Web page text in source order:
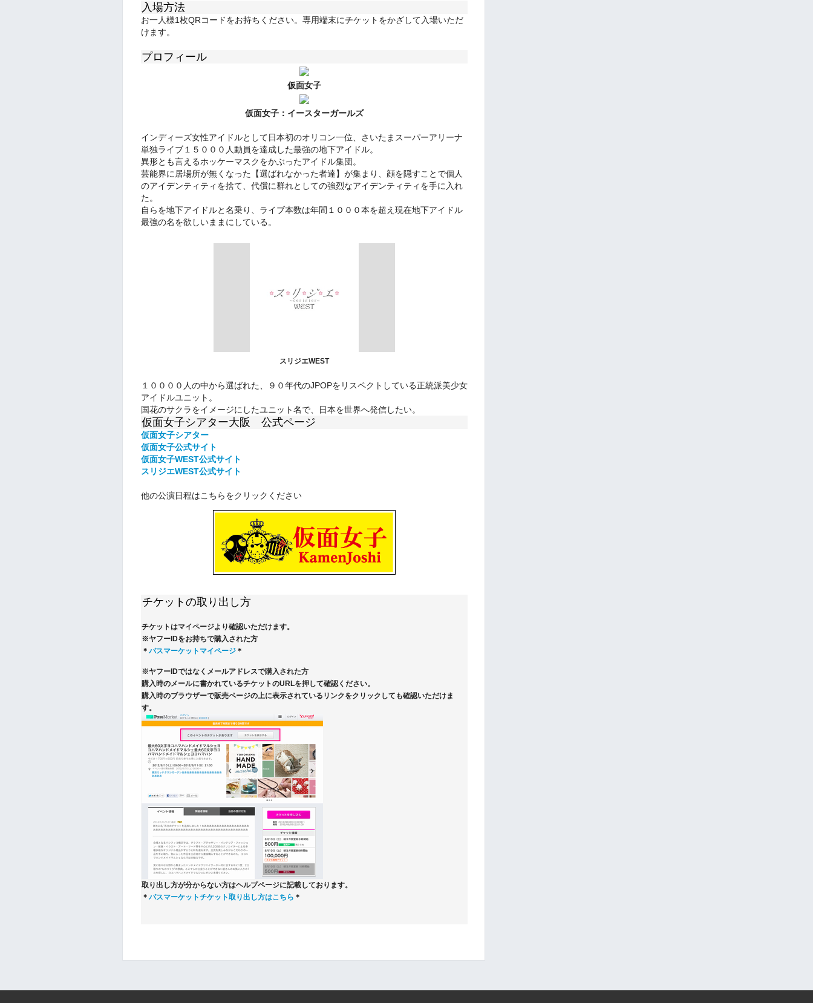
入場方法
お一人様1枚QRコードをお持ちください。専用端末にチケットをかざして入場いただ
けます。
プロフィール
仮面女子
仮面女子： イースターガールズ
インディーズ女性アイドルとして日本初のオリコン一位、さいたまスーパーアリーナ
単独ライブ１５０００人動員を達成した最強の地下アイドル。
異形とも言えるホッケーマスクをかぶったアイドル集団。
芸能界に居場所が無くなった【選ばれなかった者達】が集まり、顔を隠すことで個人
のアイデンティティを捨て、代償に群れとしての強烈なアイデンティティを手に入れ
た。
自らを地下アイドルと名乗り、ライブ本数は年間１０００本を超え現在地下アイドル
最強の名を欲しいままにしている。
スリジエWEST
１００００人の中から選ばれた、９０年代のJPOPをリスペクトしている正統派美少女
アイドルユニット。
国花のサクラをイメージにしたユニット名で、日本を世界へ発信したい。
仮面女子シアター大阪 公式ページ
仮面女子シアター
仮面女子公式サイト
仮面女子WEST公式サイト
スリジエWEST公式サイト
他の公演日程はこちらをクリックください
チケットの取り出し方
チケットはマイページより確認いただけます。
※ヤフーIDをお持ちで購入された方
＊ パスマーケットマイページ ＊
※ヤフーIDではなくメールアドレスで購入された方
購入時のメールに書かれているチケットのURLを押して確認ください。
購入時のブラウザーで販売ページの上に表示されているリンクをクリックしても確認いただけま
す。
取り出し方が分からない方はヘルプページに記載しております。
＊ パスマーケットチケット取り出し方はこちら ＊